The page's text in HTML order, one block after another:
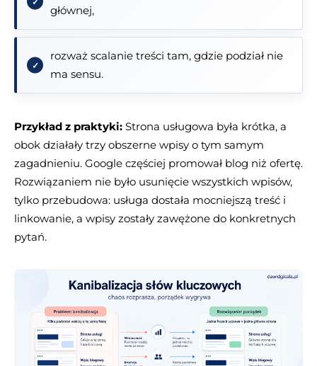
głównej,
rozważ scalanie treści tam, gdzie podział nie
ma sensu.
Przykład z praktyki: Strona usługowa była krótka, a
obok działały trzy obszerne wpisy o tym samym
zagadnieniu. Google częściej promował blog niż ofertę.
Rozwiązaniem nie było usunięcie wszystkich wpisów,
tylko przebudowa: usługa dostała mocniejszą treść i
linkowanie, a wpisy zostały zawężone do konkretnych
pytań.